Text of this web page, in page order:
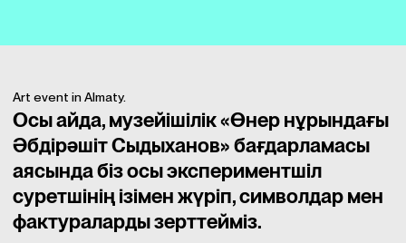
Art event in Almaty.
Осы айда, музейішілік «Өнер нұрындағы
Әбдірәшіт Сыдыханов» бағдарламасы
аясында біз осы экспериментшіл
суретшінің ізімен жүріп, символдар мен
фактураларды зерттейміз.